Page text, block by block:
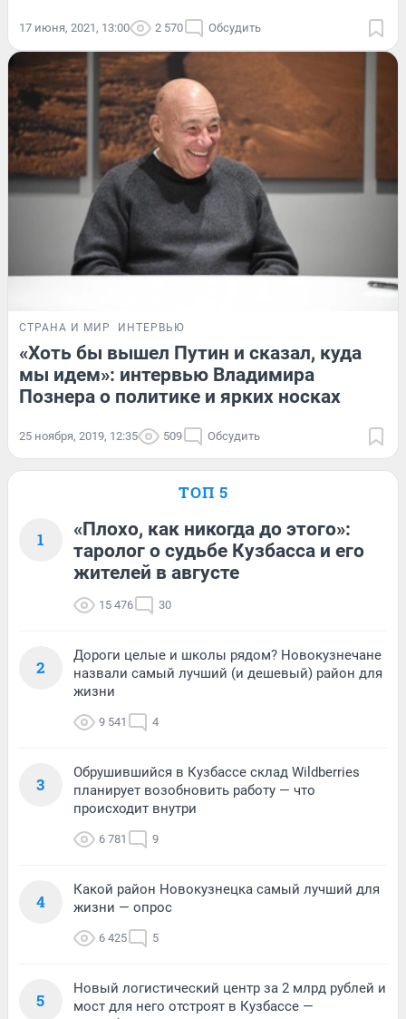
17 июня, 2021, 13:00 2 570 Обсудить
СТРАНА И МИР ИНТЕРВЬЮ
«Хоть бы вышел Путин и сказал, куда
мы идем»: интервью Владимира
Познера о политике и ярких носках
25 ноября, 2019, 12:35 509 Обсудить
ТОП 5
1
«Плохо, как никогда до этого»:
таролог о судьбе Кузбасса и его
жителей в августе
15 476 30
2
Дороги целые и школы рядом? Новокузнечане
назвали самый лучший (и дешевый) район для
жизни
9 541 4
3
Обрушившийся в Кузбассе склад Wildberries
планирует возобновить работу — что
происходит внутри
6 781 9
4
Какой район Новокузнецка самый лучший для
жизни — опрос
6 425 5
5
Новый логистический центр за 2 млрд рублей и
мост для него отстроят в Кузбассе —